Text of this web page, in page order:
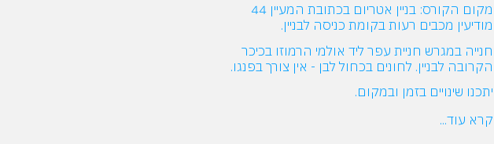
מקום הקורס: בניין אטריום בכתובת המעיין 44
מודיעין מכבים רעות בקומת כניסה לבניין.
חנייה במגרש חניית עפר ליד אולמי הרמוזו בכיכר
הקרובה לבניין. לחונים בכחול לבן - אין צורך בפנגו.
יתכנו שינויים בזמן ובמקום.
קרא עוד...